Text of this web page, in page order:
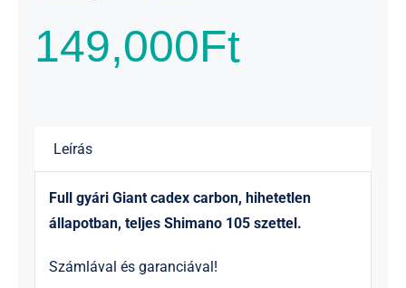
149,000Ft
Leírás
Full gyári Giant cadex carbon, hihetetlen
állapotban, teljes Shimano 105 szettel.
Számlával és garanciával!